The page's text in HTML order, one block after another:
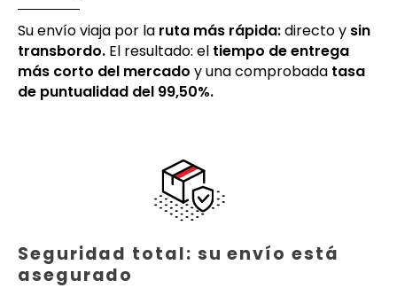
Su envío viaja por la ruta más rápida:directo y sin
transbordo. El resultado: el tiempo de entrega
más corto del mercado y una comprobada tasa
de puntualidad del 99,50%.
Seguridad total: su envío está
asegurado